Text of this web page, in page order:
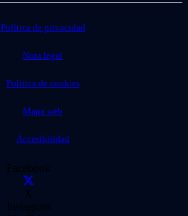
Política de privacidad
Nota legal
Política de cookies
Mapa web
Accesibilidad
Facebook
X
Instagram